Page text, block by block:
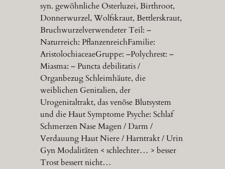
syn. gewöhnliche Osterluzei, Birthroot,
Donnerwurzel, Wolfskraut, Bettlerskraut,
Bruchwurzelverwendeter Teil: –
Naturreich: PflanzenreichFamilie:
AristolochiaceaeGruppe: –Polychrest: –
Miasma: – Puncta debilitatis /
Organbezug Schleimhäute, die
weiblichen Genitalien, der
Urogenitaltrakt, das venöse Blutsystem
und die Haut Symptome Psyche: Schlaf
Schmerzen Nase Magen / Darm /
Verdauung Haut Niere / Harntrakt / Urin
Gyn Modalitäten < schlechter… > besser
Trost bessert nicht…